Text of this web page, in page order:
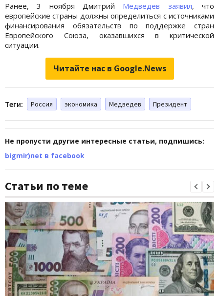
Ранее, 3 ноября Дмитрий Медведев заявил, что
европейские страны должны определиться с источниками
финансирования обязательств по поддержке стран
Европейского Союза, оказавшихся в критической
ситуации.
Читайте нас в Google.News
Теги: Россия экономика Медведев Президент
Не пропусти другие интересные статьи, подпишись:
bigmir)net в facebook
Статьи по теме